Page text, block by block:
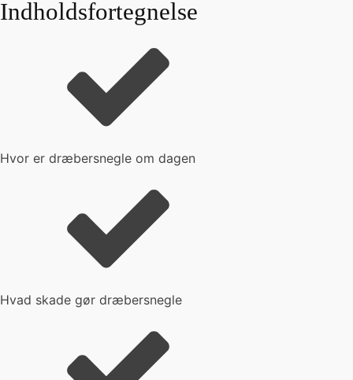
Indholdsfortegnelse
Hvor er dræbersnegle om dagen
Hvad skade gør dræbersnegle